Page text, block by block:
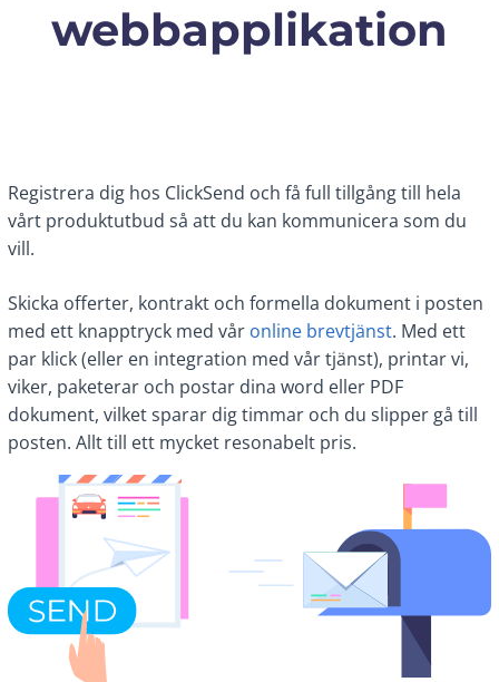
webbapplikation
Registrera dig hos ClickSend och få full tillgång till hela
vårt produktutbud så att du kan kommunicera som du
vill.
Skicka offerter, kontrakt och formella dokument i posten
med ett knapptryck med vår online brevtjänst. Med ett
par klick (eller en integration med vår tjänst), printar vi,
viker, paketerar och postar dina word eller PDF
dokument, vilket sparar dig timmar och du slipper gå till
posten. Allt till ett mycket resonabelt pris.